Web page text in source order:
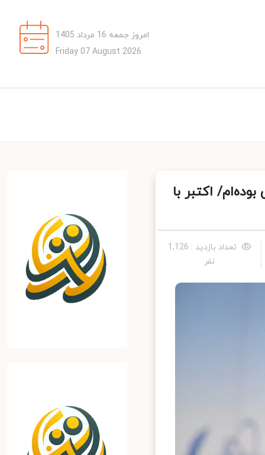
امروز جمعه 16 مرداد 1405
Friday 07 August 2026
اکتبر با
تعداد بازدید : 1,126
نفر